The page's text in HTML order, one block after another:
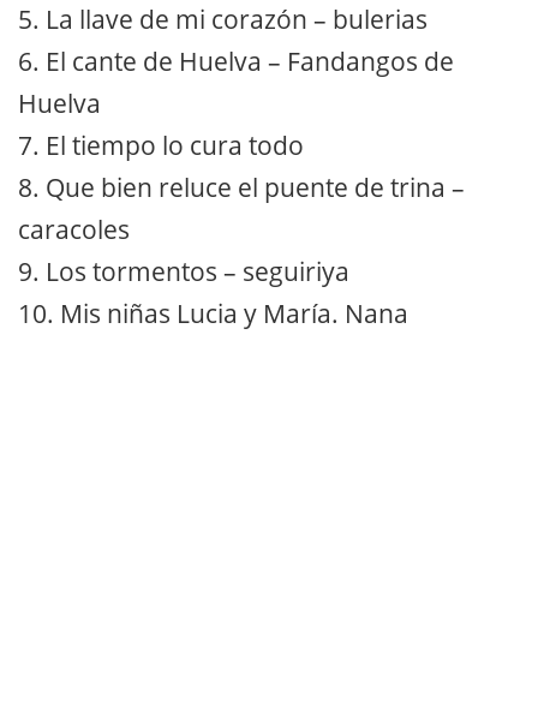
5. La llave de mi corazón – bulerias
6. El cante de Huelva – Fandangos de
Huelva
7. El tiempo lo cura todo
8. Que bien reluce el puente de trina –
caracoles
9. Los tormentos – seguiriya
10. Mis niñas Lucia y María. Nana